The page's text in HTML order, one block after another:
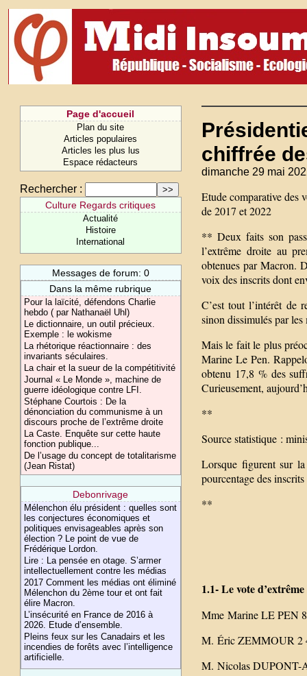
Page d'accueil
Plan du site
Articles populaires
Articles les plus lus
Espace rédacteurs
Rechercher :
Culture Regards critiques
Actualité
Histoire
International
Messages de forum: 0
Dans la même rubrique
Pour la laïcité, défendons Charlie
hebdo ( par Nathanaël Uhl)
Le dictionnaire, un outil précieux.
Exemple : le wokisme
La rhétorique réactionnaire : des
invariants séculaires.
La chair et la sueur de la compétitivité
Journal « Le Monde », machine de
guerre idéologique contre LFI.
Stéphane Courtois : De la
dénonciation du communisme à un
discours proche de l’extrême droite
La Caste. Enquête sur cette haute
fonction publique...
De l’usage du concept de totalitarisme
(Jean Ristat)
Debonrivage
Mélenchon élu président : quelles sont
les conjectures économiques et
politiques envisageables après son
élection ? Le point de vue de
Frédérique Lordon.
Lire : La pensée en otage. S’armer
intellectuellement contre les médias
2017 Comment les médias ont éliminé
Mélenchon du 2ème tour et ont fait
élire Macron.
L’insécurité en France de 2016 à
2026. Etude d’ensemble.
Pleins feux sur les Canadairs et les
incendies de forêts avec l’intelligence
artificielle.
chiffrée
dimanche 29 mai
Etude comparative des
de 2017 et 2022
** Deux faits son
l’extrême droite au
obtenues par Macron.
voix des inscrits dont
C’est tout l’intérêt de
sinon dissimulés par
Mais le fait le plus
Marine Le Pen.
obtenu 17,8 % des
Curieusement,
**
Source statistique :
Lorsque figurent sur
pourcentage des
**
1.1- Le vote
Mme Marine LE PEN
M. Éric ZEMMOUR 2
M. Nicolas DUPONT-